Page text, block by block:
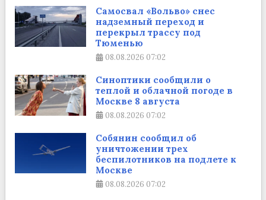
Самосвал «Вольво» снес
надземный переход и
перекрыл трассу под
Тюменью
08.08.2026 07:02
Синоптики сообщили о
теплой и облачной погоде в
Москве 8 августа
08.08.2026 07:02
Собянин сообщил об
уничтожении трех
беспилотников на подлете к
Москве
08.08.2026 07:02